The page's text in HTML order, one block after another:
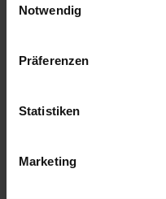
Cookies, wenn Sie
Notwendig
Präferenzen
Statistiken
Marketing
Sehr hochwertige
Bewertungen
Kunden haben sich